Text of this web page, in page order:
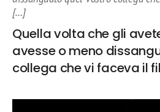
[…]
Quella volta che gli
avesse o meno
collega che vi faceva il